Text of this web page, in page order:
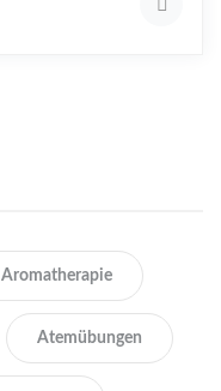
Aromatherapie
Atemübungen